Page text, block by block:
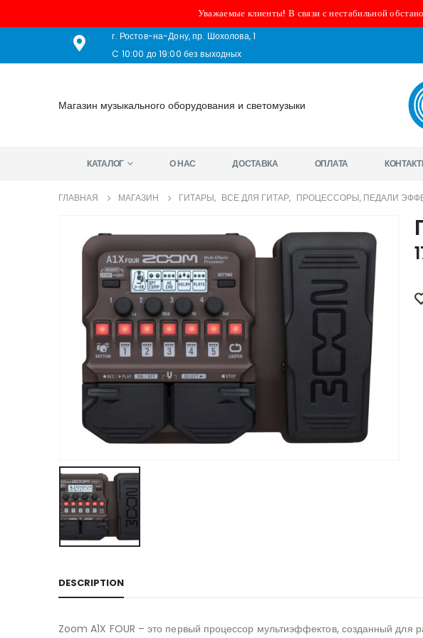
Уважаемые клиенты! В связи с нестабильной
г. Ростов-на-Дону, пр. Шохолова, 1
C 10:00 до 19:00 без выходных
Магазин музыкального оборудования и светомузыки
КАТАЛОГ О НАС ДОСТАВКА ОПЛАТА
ГЛАВНАЯ МАГАЗИН ГИТАРЫ, ВСЕ ДЛЯ ГИТАР, ПРОЦЕССОРЫ, ПЕДАЛИ
DESCRIPTION
Zoom A1X FOUR – это первый процессор мультиэффектов, созданный